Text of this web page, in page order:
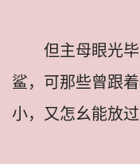
但主母眼光
鲨，可那些曾跟
小，又怎幺能放过